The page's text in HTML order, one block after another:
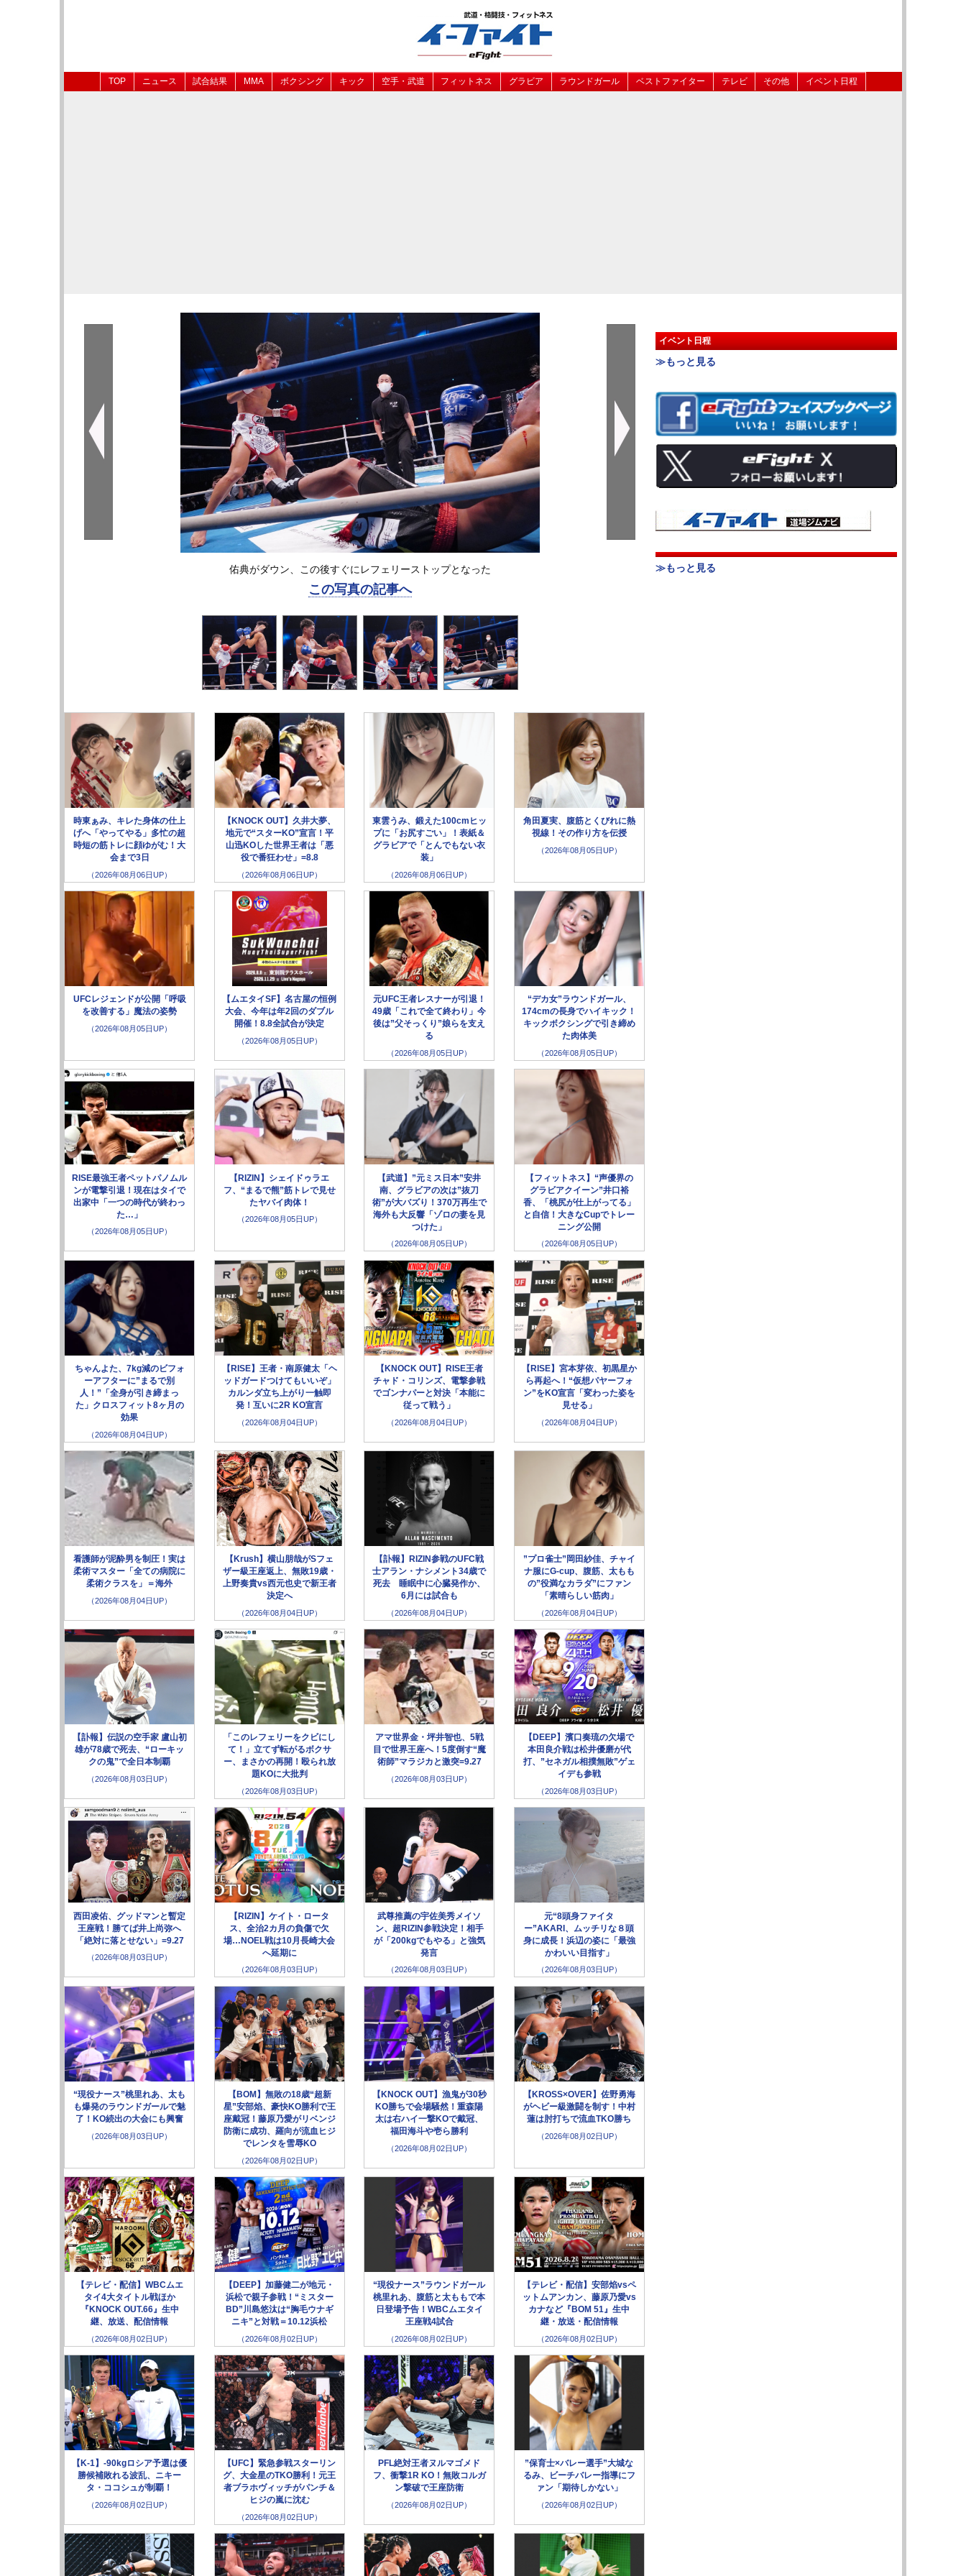
TOP ニュース 試合結果 MMA ボクシング キック 空手・武道 フィットネス グラビア ラウンドガール ベストファイター テレビ その他 イベント日程
佑典がダウン、この後すぐにレフェリーストップとなった
この写真の記事へ
時東ぁみ、キレた身体の仕上
げへ「やってやる」多忙の超
時短の筋トレに顔ゆがむ！大
会まで3日
（2026年08月06日UP）
【KNOCK OUT】久井大夢、
地元で“スターKO”宣言！平
山迅KOした世界王者は「悪
役で番狂わせ」=8.8
（2026年08月06日UP）
東雲うみ、鍛えた100cmヒッ
プに「お尻すごい」！表紙＆
グラビアで「とんでもない衣
装」
（2026年08月06日UP）
角田夏実、腹筋とくびれに熱
視線！その作り方を伝授
（2026年08月05日UP）
UFCレジェンドが公開「呼吸
を改善する」魔法の姿勢
（2026年08月05日UP）
【ムエタイSF】名古屋の恒例
大会、今年は年2回のダブル
開催！8.8全試合が決定
（2026年08月05日UP）
元UFC王者レスナーが引退！
49歳「これで全て終わり」今
後は”父そっくり”娘らを支え
る
（2026年08月05日UP）
“デカ女”ラウンドガール、
174cmの長身でハイキック！
キックボクシングで引き締め
た肉体美
（2026年08月05日UP）
RISE最強王者ペットパノムル
ンが電撃引退！現在はタイで
出家中「一つの時代が終わっ
た…」
（2026年08月05日UP）
【RIZIN】シェイドゥラエ
フ、“まるで熊”筋トレで見せ
たヤバイ肉体！
（2026年08月05日UP）
【武道】”元ミス日本”安井
南、グラビアの次は”抜刀
術”が大バズり！370万再生で
海外も大反響「ゾロの妻を見
つけた」
（2026年08月05日UP）
【フィットネス】“声優界の
グラビアクイーン”井口裕
香、「桃尻が仕上がってる」
と自信！大きなCupでトレー
ニング公開
（2026年08月05日UP）
ちゃんよた、7kg減のビフォ
ーアフターに”まるで別
人！”「全身が引き締まっ
た」クロスフィット8ヶ月の
効果
（2026年08月04日UP）
【RISE】王者・南原健太「ヘ
ッドガードつけてもいいぞ」
カルンダ立ち上がり一触即
発！互いに2R KO宣言
（2026年08月04日UP）
【KNOCK OUT】RISE王者
チャド・コリンズ、電撃参戦
でゴンナパーと対決「本能に
従って戦う」
（2026年08月04日UP）
【RISE】宮本芽依、初黒星か
ら再起へ！“仮想パヤーフォ
ン”をKO宣言「変わった姿を
見せる」
（2026年08月04日UP）
看護師が泥酔男を制圧！実は
柔術マスター「全ての病院に
柔術クラスを」＝海外
（2026年08月04日UP）
【Krush】横山朋哉がSフェ
ザー級王座返上、無敗19歳・
上野奏貴vs西元也史で新王者
決定へ
（2026年08月04日UP）
【訃報】RIZIN参戦のUFC戦
士アラン・ナシメント34歳で
死去 睡眠中に心臓発作か、
6月には試合も
（2026年08月04日UP）
”プロ雀士”岡田紗佳、チャイ
ナ服にG-cup、腹筋、太もも
の”役満なカラダ”にファン
「素晴らしい筋肉」
（2026年08月04日UP）
【訃報】伝説の空手家 盧山初
雄が78歳で死去、“ローキッ
クの鬼”で全日本制覇
（2026年08月03日UP）
「このレフェリーをクビにし
て！」立てず転がるボクサ
ー、まさかの再開！殴られ放
題KOに大批判
（2026年08月03日UP）
アマ世界金・坪井智也、5戦
目で世界王座へ！5度倒す“魔
術師”マラジカと激突=9.27
（2026年08月03日UP）
【DEEP】濱口奏琉の欠場で
本田良介戦は松井優磨が代
打、”セネガル相撲無敗”ゲェ
イデも参戦
（2026年08月03日UP）
西田凌佑、グッドマンと暫定
王座戦！勝てば井上尚弥へ
「絶対に落とせない」=9.27
（2026年08月03日UP）
【RIZIN】ケイト・ロータ
ス、全治2カ月の負傷で欠
場…NOEL戦は10月長崎大会
へ延期に
（2026年08月03日UP）
武尊推薦の宇佐美秀メイソ
ン、超RIZIN参戦決定！相手
が「200kgでもやる」と強気
発言
（2026年08月03日UP）
元“8頭身ファイタ
ー”AKARI、ムッチリな８頭
身に成長！浜辺の姿に「最強
かわいい目指す」
（2026年08月03日UP）
“現役ナース”桃里れあ、太も
も爆発のラウンドガールで魅
了！KO続出の大会にも興奮
（2026年08月03日UP）
【BOM】無敗の18歳“超新
星”安部焰、豪快KO勝利で王
座戴冠！藤原乃愛がリベンジ
防衛に成功、羅向が流血ヒジ
でレンタを雪辱KO
（2026年08月02日UP）
【KNOCK OUT】漁鬼が30秒
KO勝ちで会場騒然！重森陽
太は右ハイ一撃KOで戴冠、
福田海斗や壱ら勝利
（2026年08月02日UP）
【KROSS×OVER】佐野勇海
がヘビー級激闘を制す！中村
蓮は肘打ちで流血TKO勝ち
（2026年08月02日UP）
【テレビ・配信】WBCムエ
タイ4大タイトル戦ほか
『KNOCK OUT.66』生中
継、放送、配信情報
（2026年08月02日UP）
【DEEP】加藤健二が地元・
浜松で親子参戦！“ミスター
BD”川島悠汰は“胸毛ウナギ
ニキ”と対戦＝10.12浜松
（2026年08月02日UP）
“現役ナース”ラウンドガール
桃里れあ、腹筋と太ももで本
日登場予告！WBCムエタイ
王座戦4試合
（2026年08月02日UP）
【テレビ・配信】安部焰vsペ
ットムアンカン、藤原乃愛vs
カナなど『BOM 51』生中
継・放送・配信情報
（2026年08月02日UP）
【K-1】-90kgロシア予選は優
勝候補敗れる波乱、ニキー
タ・ココシュが制覇！
（2026年08月02日UP）
【UFC】緊急参戦スターリン
グ、大金星のTKO勝利！元王
者ブラホヴィッチがパンチ＆
ヒジの嵐に沈む
（2026年08月02日UP）
PFL絶対王者ヌルマゴメド
フ、衝撃1R KO！無敗コルガ
ン撃破で王座防衛
（2026年08月02日UP）
”保育士×バレー選手”大城な
るみ、ビーチバレー指導にフ
ァン「期待しかない」
（2026年08月02日UP）
イベント日程
≫もっと見る
≫もっと見る